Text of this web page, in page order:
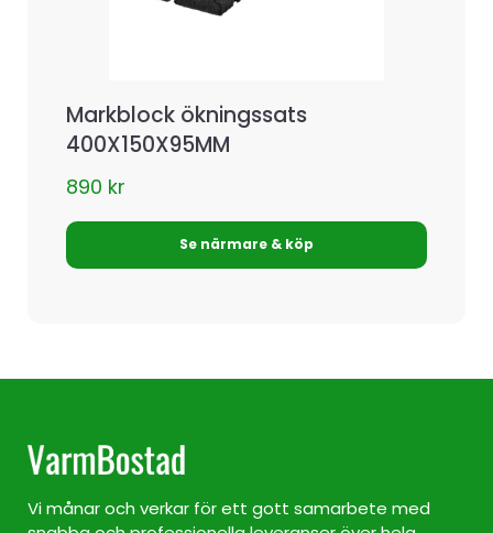
Markblock ökningssats
400X150X95MM
890 kr
Se närmare & köp
Vi månar och verkar för ett gott samarbete med